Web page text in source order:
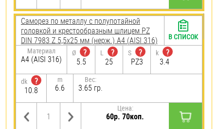
Саморез по металлу с полупотайной
головкой и крестообразным шлицем PZ
DIN 7983 Z 5,5х25 мм (нерж.) A4 (AISI 316)
Материал
A4 (AISI 316)
Ø
?
5.5
L
?
25
S
?
PZ3
k
?
3.4
dk
?
10.8
m
6.6
Вес:
3.65 гр.
Цена:
60р. 70коп.
В СПИСОК